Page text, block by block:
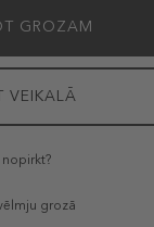
GROZAM
VEIKALĀ
nopirkt?
grozā